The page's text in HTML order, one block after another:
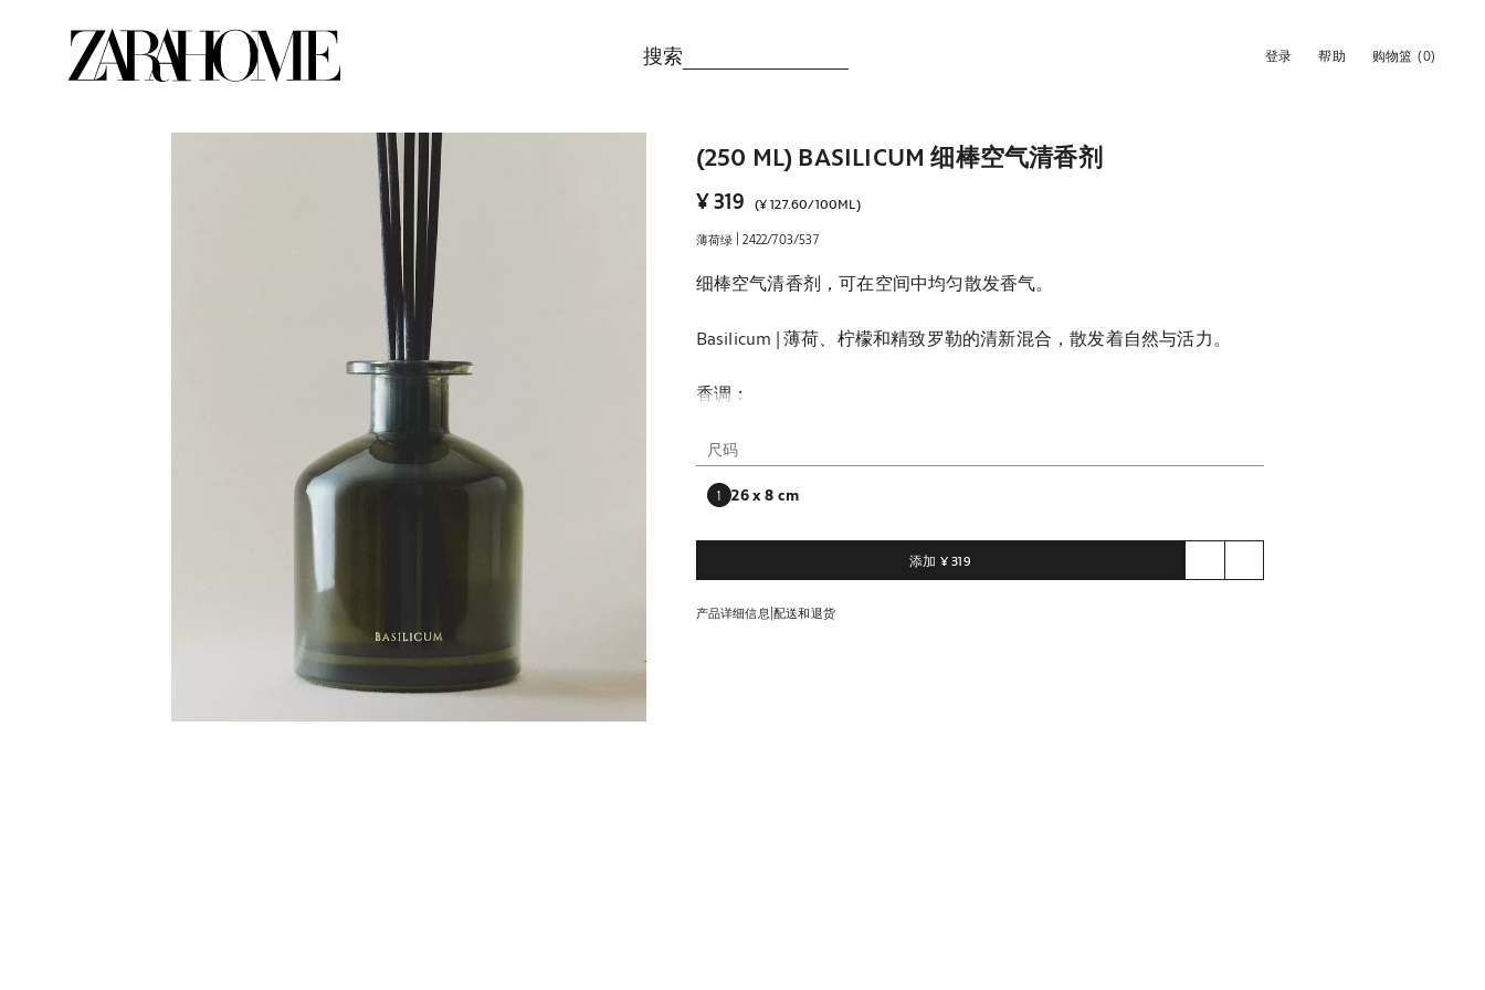
搜索 登录 帮助 购物篮 (0)
(250 ML) BASILICUM 细棒空气清香剂
¥ 319 (¥ 127.60/100ML )
薄荷绿 | 2422/703/537
细棒空气清香剂，可在空间中均匀散发香气。
Basilicum | 薄荷、柠檬和精致罗勒的清新混合，散发着自然与活力。
香调：
中调：薄荷、罗勒。
尺码
8 x 26 x 8 cm
请输入购买数量
数量更新为 1 单位
添加 ¥ 319
产品详细信息 |配送和退货